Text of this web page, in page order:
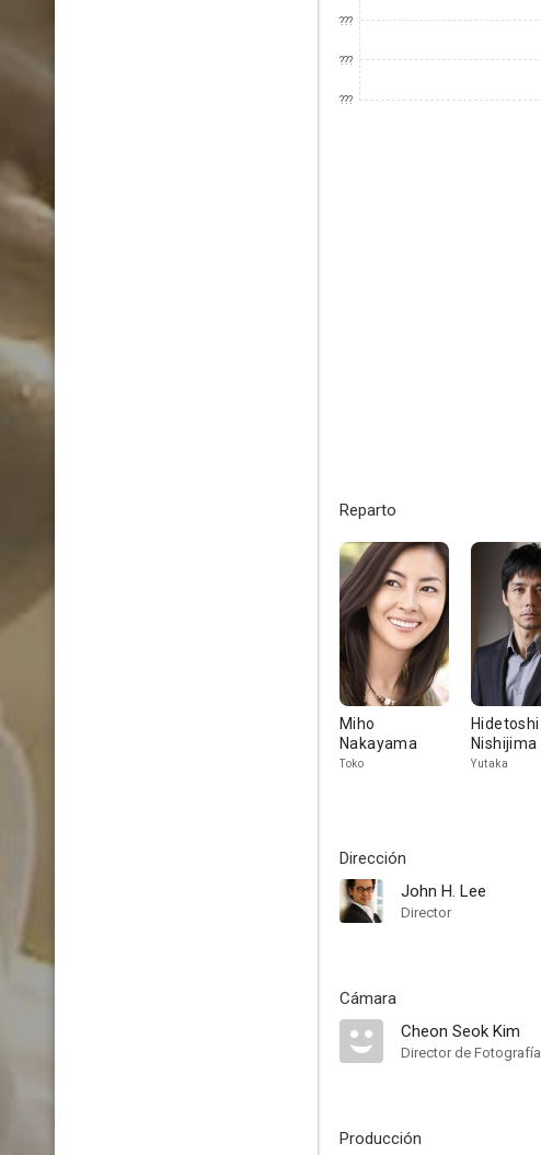
???
???
???
Reparto
Miho
Nakayama
Toko
Hidetoshi
Nishijima
Yutaka
Dirección
John H. Lee
Director
Cámara
Cheon Seok Kim
Director de Fotografía
Producción